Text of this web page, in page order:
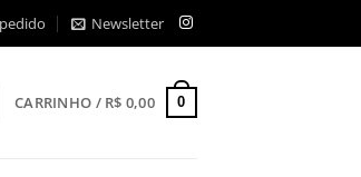
Newsletter
CARRINHO / R$ 0,00 0